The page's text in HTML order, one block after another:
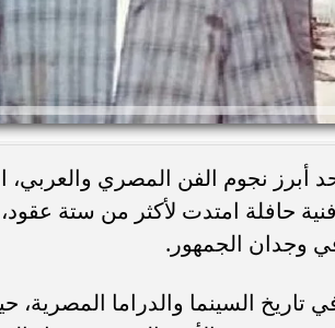
أبرز نجوم الفن المصري
وراءه مسيرة فنية حافلة امتدت لأكثر من ستة
في وجدان الجمهور.
السينما والدراما المصرية،
وفاة ممرضة